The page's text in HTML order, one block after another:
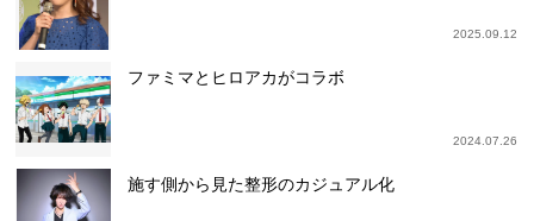
2025.09.12
ファミマとヒロアカがコラボ
2024.07.26
施す側から見た整形のカジュアル化